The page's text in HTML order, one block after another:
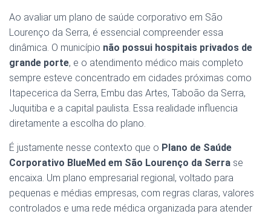
Ao avaliar um plano de saúde corporativo em São
Lourenço da Serra, é essencial compreender essa
dinâmica. O município não possui hospitais privados de
grande porte, e o atendimento médico mais completo
sempre esteve concentrado em cidades próximas como
Itapecerica da Serra, Embu das Artes, Taboão da Serra,
Juquitiba e a capital paulista. Essa realidade influencia
diretamente a escolha do plano.
É justamente nesse contexto que o Plano de Saúde
Corporativo BlueMed em São Lourenço da Serra se
encaixa. Um plano empresarial regional, voltado para
pequenas e médias empresas, com regras claras, valores
controlados e uma rede médica organizada para atender